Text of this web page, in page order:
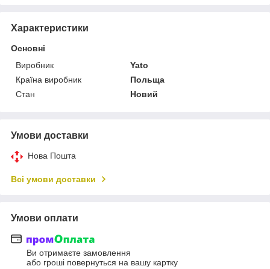
Характеристики
Основні
Виробник
Yato
Країна виробник
Польща
Стан
Новий
Умови доставки
Нова Пошта
Всі умови доставки
Умови оплати
Ви отримаєте замовлення
або гроші повернуться на вашу картку